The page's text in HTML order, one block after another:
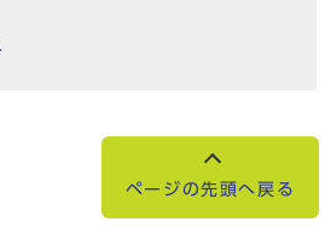
ページの先頭へ戻る